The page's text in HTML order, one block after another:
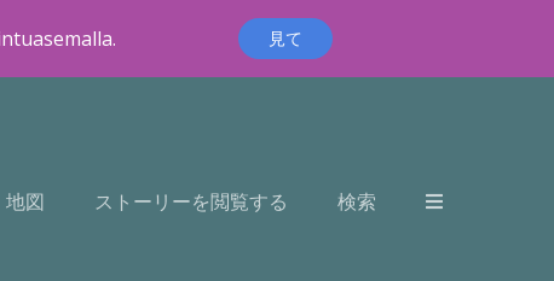
見て
地図 ストーリーを閲覧する 検索